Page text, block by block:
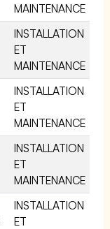
MAINTENANCE
INSTALLATION
ET
MAINTENANCE
INSTALLATION
ET
MAINTENANCE
INSTALLATION
ET
MAINTENANCE
INSTALLATION
ET